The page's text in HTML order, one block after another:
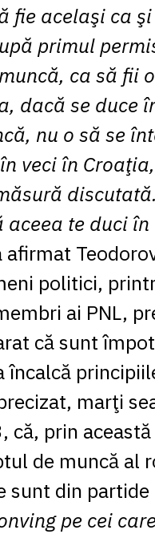
fie acelaşi ca
primul
ca să fii
dacă se duce
nu o să se
veci în
aceea te duci
afirmat
politici,
ai PNL,
că sunt
încalcă
marţi
că, prin
de muncă al
sunt din
pe cei